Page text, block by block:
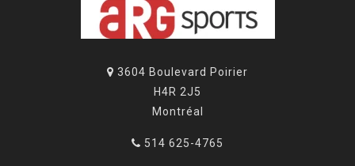
3604 Boulevard Poirier
H4R 2J5
Montréal
514 625-4765